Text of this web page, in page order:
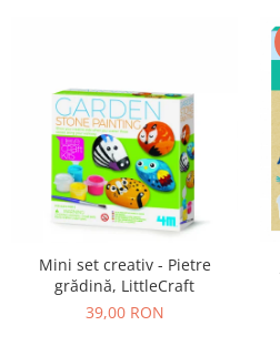
Mini set creativ - Pietre
grădină, LittleCraft
39,00 RON